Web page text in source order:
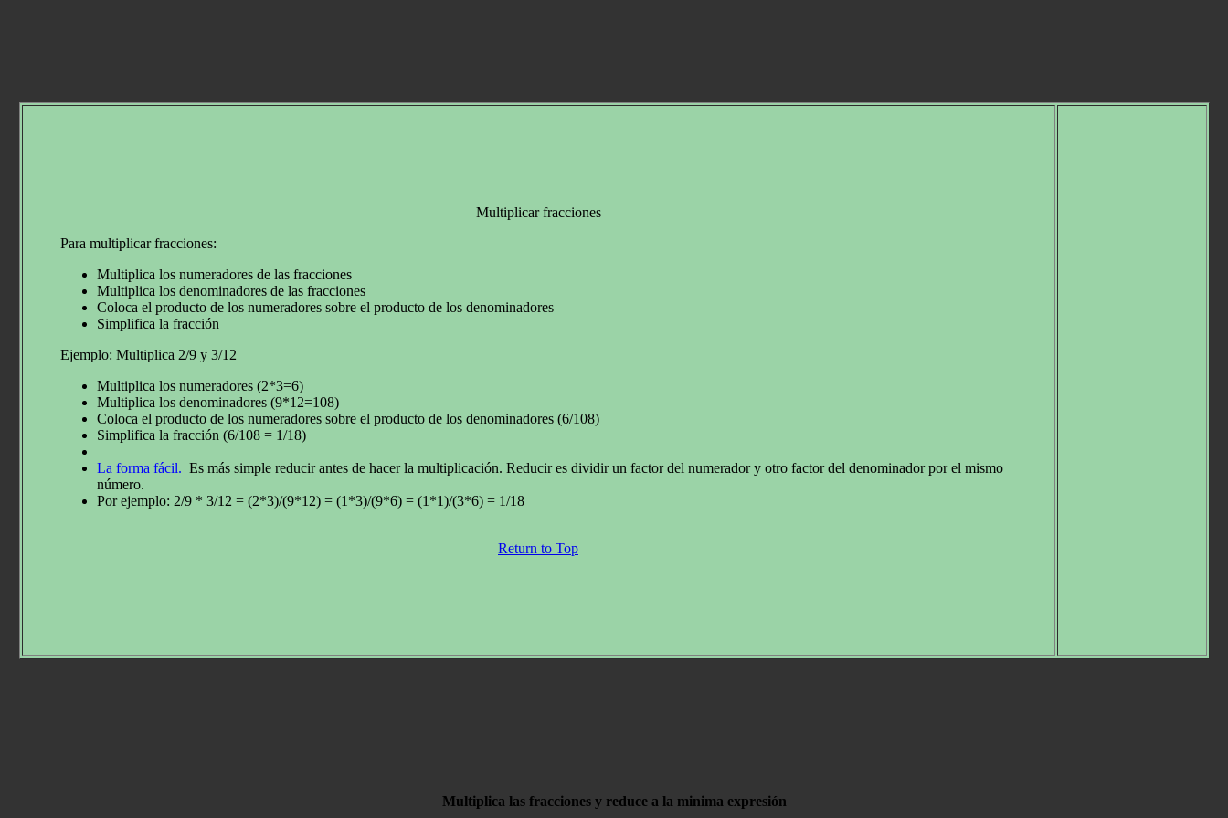
Multiplicar fracciones
Para multiplicar fracciones:
Multiplica los numeradores de las fracciones
Multiplica los denominadores de las fracciones
Coloca el producto de los numeradores sobre el producto de los denominadores
Simplifica la fracción
Ejemplo: Multiplica 2/9 y 3/12
Multiplica los numeradores (2*3=6)
Multiplica los denominadores (9*12=108)
Coloca el producto de los numeradores sobre el producto de los denominadores (6/108)
Simplifica la fracción (6/108 = 1/18)
La forma fácil. Es más simple reducir antes de hacer la multiplicación. Reducir es dividir un factor del numerador y otro factor del denominador por el mismo
número.
Por ejemplo: 2/9 * 3/12 = (2*3)/(9*12) = (1*3)/(9*6) = (1*1)/(3*6) = 1/18
Return to Top
Multiplica las fracciones y reduce a la minima expresión